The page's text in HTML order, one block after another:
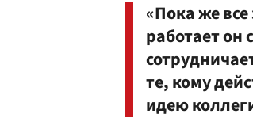
«Пока же
работает он
те, кому
идею